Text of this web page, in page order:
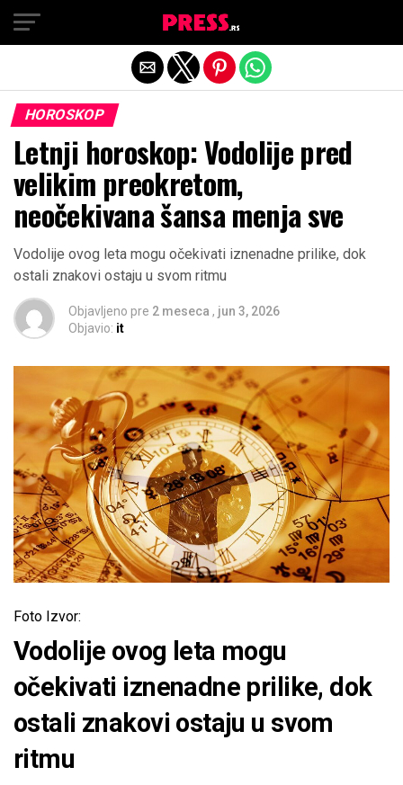
HOROSKOP
Letnji horoskop: Vodolije pred
velikim preokretom,
neočekivana šansa menja sve
Vodolije ovog leta mogu očekivati iznenadne prilike, dok
ostali znakovi ostaju u svom ritmu
Objavljeno pre 2 meseca , jun 3, 2026
Objavio: it
Foto Izvor:
Vodolije ovog leta mogu
očekivati iznenadne prilike, dok
ostali znakovi ostaju u svom
ritmu
Exit mobile version